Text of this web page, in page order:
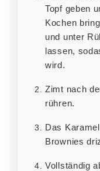
Topf geben
Kochen
und unter
lassen,
wird.
Zimt nach dem Kochen unter das Karamell
rühren.
Das Karamell mit einem Löffel über die
Brownies
Vollständig abkühlen lassen, dann in die